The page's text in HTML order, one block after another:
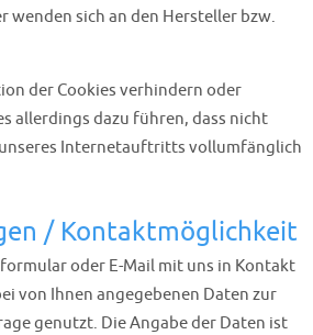
wenden sich an den Hersteller bzw.
der Cookies verhindern oder
allerdings dazu führen, dass nicht
Internetauftritts vollumfänglich
/ Kontaktmöglichkeit
oder E-Mail mit uns in Kontakt
von Ihnen angegebenen Daten zur
genutzt. Die Angabe der Daten ist